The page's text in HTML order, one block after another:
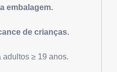
embalagem.
de crianças.
adultos ≥ 19 anos.